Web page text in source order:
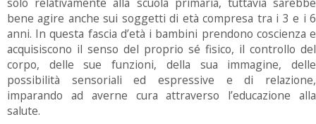
bene agire anche sui soggetti di età compresa tra i 3 e i 6
anni. In questa fascia d’età i bambini prendono coscienza e
acquisiscono il senso del proprio sé fisico, il controllo del
corpo, delle sue funzioni, della sua immagine, delle
possibilità sensoriali ed espressive e di relazione,
imparando ad averne cura attraverso l’educazione alla
salute.